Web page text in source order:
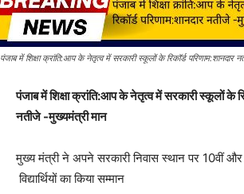
पंजाब में शिक्षा क्रांति:आप के नेतृत्व में सरकारी स्कूलों के रिकॉर्ड परिणाम:शानदार
पंजाब में शिक्षा क्रांति:आप के नेतृत्व में सरकारी स्कूलों के
नतीजे -मुख्यमंत्री मान
मुख्य मंत्री ने अपने सरकारी निवास स्थान पर 10वीं
विद्यार्थियों का किया सम्मान